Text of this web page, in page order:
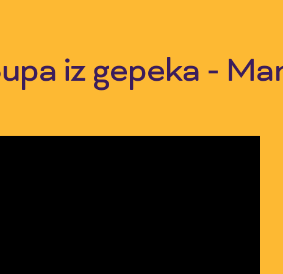
iz gepeka -